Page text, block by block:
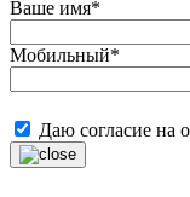
Ваше имя*
Мобильный*
Даю согласие на